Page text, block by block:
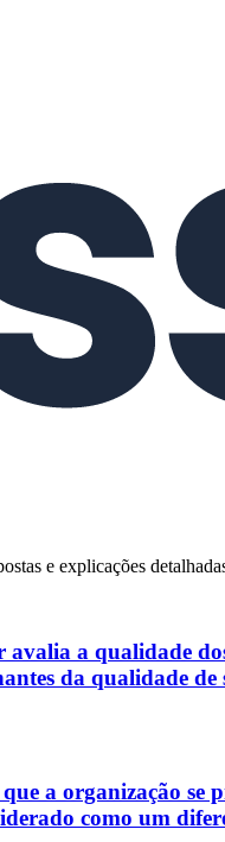
e explicações
a qualidade
da qualidade
a organização se
como um